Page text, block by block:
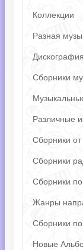
Коллекции
Разная
Сборники
Различные
Сборники
Сборники
Сборники
Жанры
Сборники
Новые